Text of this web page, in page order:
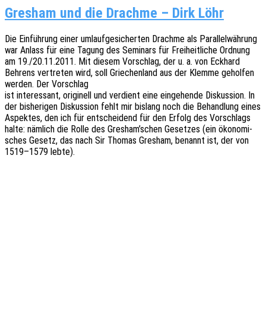
Gresham und die Drachme – Dirk Löhr
Die Einfüh­rung einer umlauf­ge­si­cher­ten Drach­me als Paral­lel­wäh­rung
war Anlass für eine Tagung des Semi­nars für Frei­heit­li­che Ordnung
am 19./20.11.2011. Mit diesem Vorschlag, der u. a. von Eckhard
Behrens vertre­ten wird, soll Grie­chen­land aus der Klemme gehol­fen
werden. Der Vorschlag
ist inter­es­sant, origi­nell und verdient eine einge­hen­de Diskus­si­on. In
der bishe­ri­gen Diskus­si­on fehlt mir bislang noch die Behand­lung eines
Aspek­tes, den ich für entschei­dend für den Erfolg des Vorschlags
halte: nämlich die Rolle des Gresham’schen Geset­zes (ein ökono­mi­
sches Gesetz, das nach Sir Thomas Gres­ham, benannt ist, der von
1519–1579 lebte).